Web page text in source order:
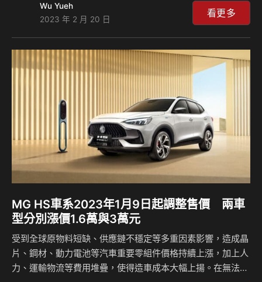
國人來說他們感受更加深刻，畢竟對於他們來說汽車可以說是
必需品，而新車價格的上漲讓他們有些吃不消，但是看到各大
車廠雖然銷售量下跌，卻在利潤表現方面更好，讓有些人很不
是滋味。 這項調查數據是來自於Cox Automotive，這家公司
自稱是世界上最大的汽車服務組織，他們針對汽車市場有許多
最了解的項目，而該公司表示現在一輛新車的平…
Wu Yueh
2023 年 2 月 20 日
看更多
MG HS車系2023年1月9日起調整售價 兩車
型分別漲價1.6萬與3萬元
受到全球原物料短缺、供應鏈不穩定等多重因素影響，造成晶
片、鋼材、動力電池等汽車重要零組件價格持續上漲，加上人
力、運輸物流等費用堆疊，使得造車成本大幅上揚。在無法吸